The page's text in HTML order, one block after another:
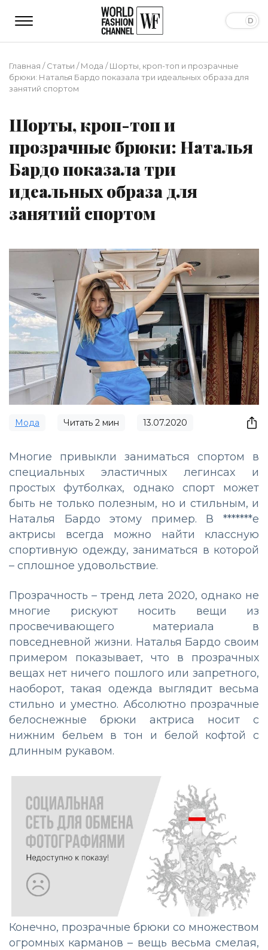
Главная /Статьи /Мода /Шорты, кроп-топ и прозрачные
брюки: Наталья Бардо показала три идеальных образа для
занятий спортом
Шорты, кроп-топ и
прозрачные брюки: Наталья
Бардо показала три
идеальных образа для
занятий спортом
Мода Читать 2 мин 13.07.2020
Многие привыкли заниматься спортом в
специальных эластичных легинсах и
простых футболках, однако спорт может
быть не только полезным, но и стильным, и
Наталья Бардо этому пример. В *******е
актрисы всегда можно найти классную
спортивную одежду, заниматься в которой
– сплошное удовольствие.
Прозрачность – тренд лета 2020, однако не
многие рискуют носить вещи из
просвечивающего материала в
повседневной жизни. Наталья Бардо своим
примером показывает, что в прозрачных
вещах нет ничего пошлого или запретного,
наоборот, такая одежда выглядит весьма
стильно и уместно. Абсолютно прозрачные
белоснежные брюки актриса носит с
нижним бельем в тон и белой кофтой с
длинным рукавом.
Конечно, прозрачные брюки со множеством
огромных карманов – вещь весьма смелая,